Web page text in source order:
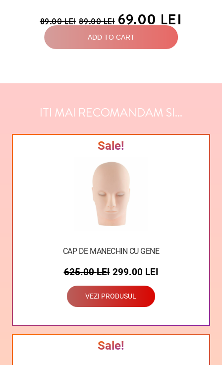
ADD TO CART
89.00LEI 89.00LEI 69.00LEI
ITI MAI RECOMANDAM SI...
Sale!
CAP DE MANECHIN CU GENE
625.00LEI 299.00 LEI
VEZI PRODUSUL
Sale!